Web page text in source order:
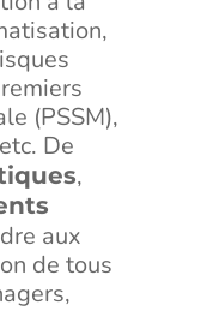
(PSSM),
De
,
aux
de tous